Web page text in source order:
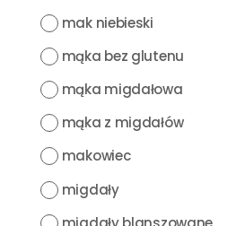
mak niebieski
mąka bez glutenu
mąka migdałowa
mąka z migdałów
makowiec
migdały